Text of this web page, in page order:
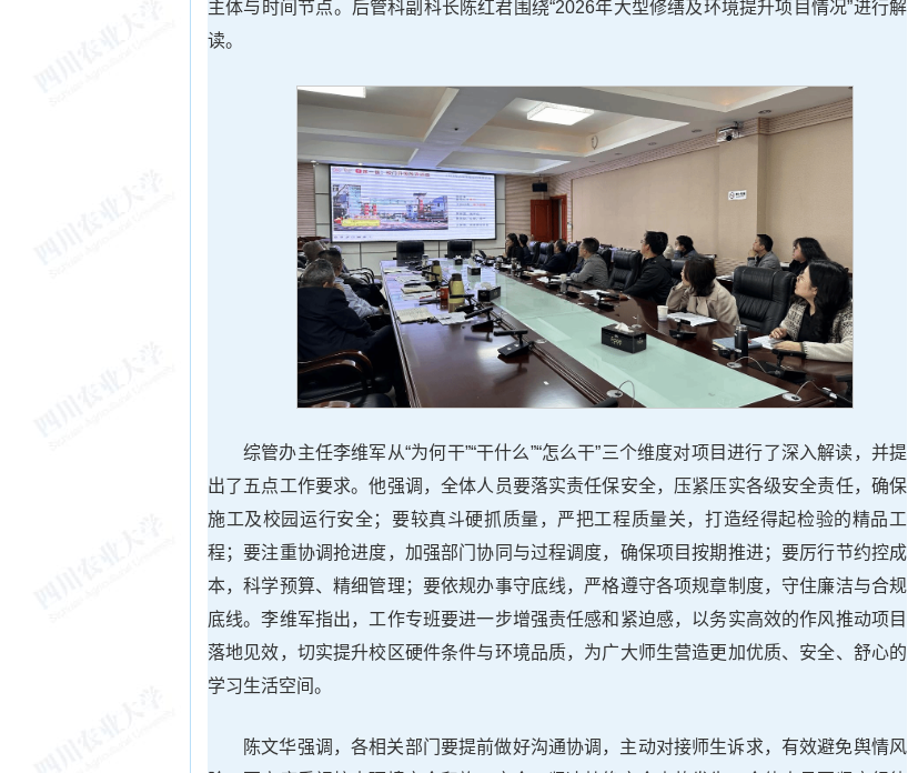
主体与时间节点。后管科副科长陈红君围绕“2026年大型修缮及环境提升项目情况”进行解
读。
综管办主任李维军从“为何干”“干什么”“怎么干”三个维度对项目进行了深入解读，并提
出了五点工作要求。他强调，全体人员要落实责任保安全，压紧压实各级安全责任，确保
施工及校园运行安全；要较真斗硬抓质量，严把工程质量关，打造经得起检验的精品工
程；要注重协调抢进度，加强部门协同与过程调度，确保项目按期推进；要厉行节约控成
本，科学预算、精细管理；要依规办事守底线，严格遵守各项规章制度，守住廉洁与合规
底线。李维军指出，工作专班要进一步增强责任感和紧迫感，以务实高效的作风推动项目
落地见效，切实提升校区硬件条件与环境品质，为广大师生营造更加优质、安全、舒心的
学习生活空间。
陈文华强调，各相关部门要提前做好沟通协调，主动对接师生诉求，有效避免舆情风